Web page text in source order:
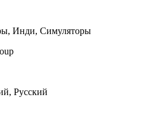
Инди, Симуляторы
Русский